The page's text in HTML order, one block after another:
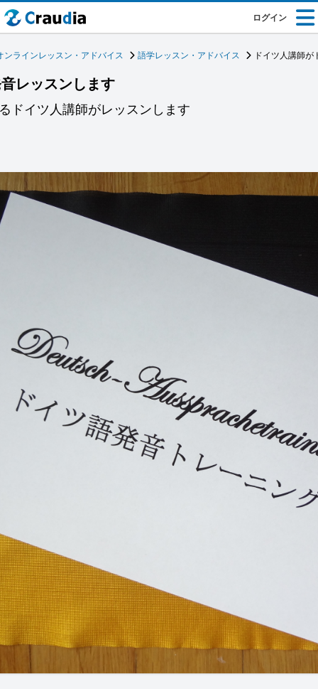
ログイン
ンラインレッスン・アドバイス 語学レッスン・アドバイス ドイツ人講師
レッスンします
ドイツ人講師がレッスンします